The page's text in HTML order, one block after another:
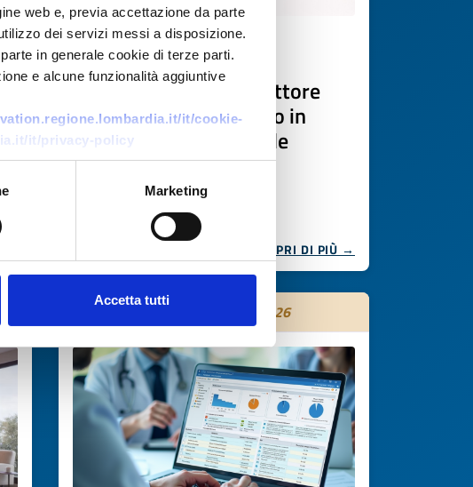
web e, previa accettazione da parte
dei servizi messi a disposizione.
in generale cookie di terze parti.
e alcune funzionalità aggiuntive
it/cookie-
it/privacy-policy
Marketing
Accetta tutti
Ricerca fornitore
PMI belga cerca produttore
europeo di mobili gioco in
legno e case di bambole
SCOPRI DI PIÙ →
Scade il 31 ottobre 2026